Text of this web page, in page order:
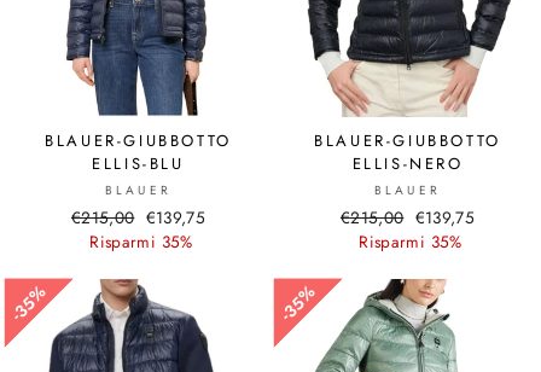
BLAUER-GIUBBOTTO
ELLIS-BLU
BLAUER
Prezzo
€215,00 Prezzo
scontato
€139,75
Risparmi 35%
BLAUER-GIUBBOTTO
ELLIS-NERO
BLAUER
Prezzo
€215,00 Prezzo
scontato
€139,75
Risparmi 35%
35%
35% 35%
35%